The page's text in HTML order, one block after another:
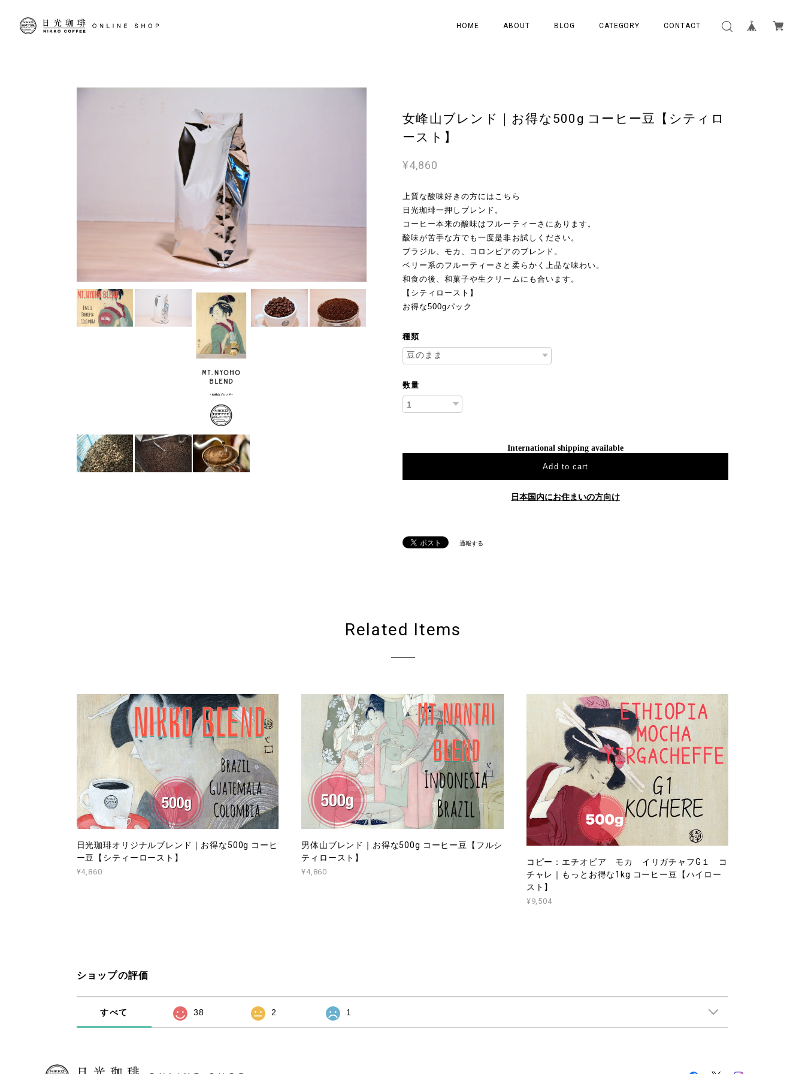
HOME ABOUT BLOG CATEGORY CONTACT
女峰山ブレンド｜お得な500g コーヒー豆【シティロ
ースト】
¥4,860
上質な酸味好きの方にはこちら
日光珈琲一押しブレンド。
コーヒー本来の酸味はフルーティーさにあります。
酸味が苦手な方でも一度是非お試しください。
ブラジル、モカ、コロンビアのブレンド。
ベリー系のフルーティーさと柔らかく上品な味わい。
和食の後、和菓子や生クリームにも合います。
【シティロースト】
お得な500gパック
種類
数量
International shipping available
Add to cart
日本国内にお住まいの方向け
通報する
Related Items
日光珈琲オリジナルブレンド｜お得な500g コーヒ
ー豆【シティーロースト】
¥4,860
男体山ブレンド｜お得な500g コーヒー豆【フルシ
ティロースト】
¥4,860
コピー：エチオピア モカ イリガチャフG１ コ
チャレ｜もっとお得な1kg コーヒー豆【ハイロー
スト】
¥9,504
ショップの評価
すべて 38 2 1